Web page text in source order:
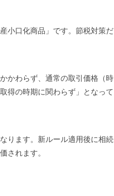
小口化商品」です。節税対策だ
かわらず、通常の取引価格（時
得の時期に関わらず」となって
ります。新ルール適用後に相続
されます。